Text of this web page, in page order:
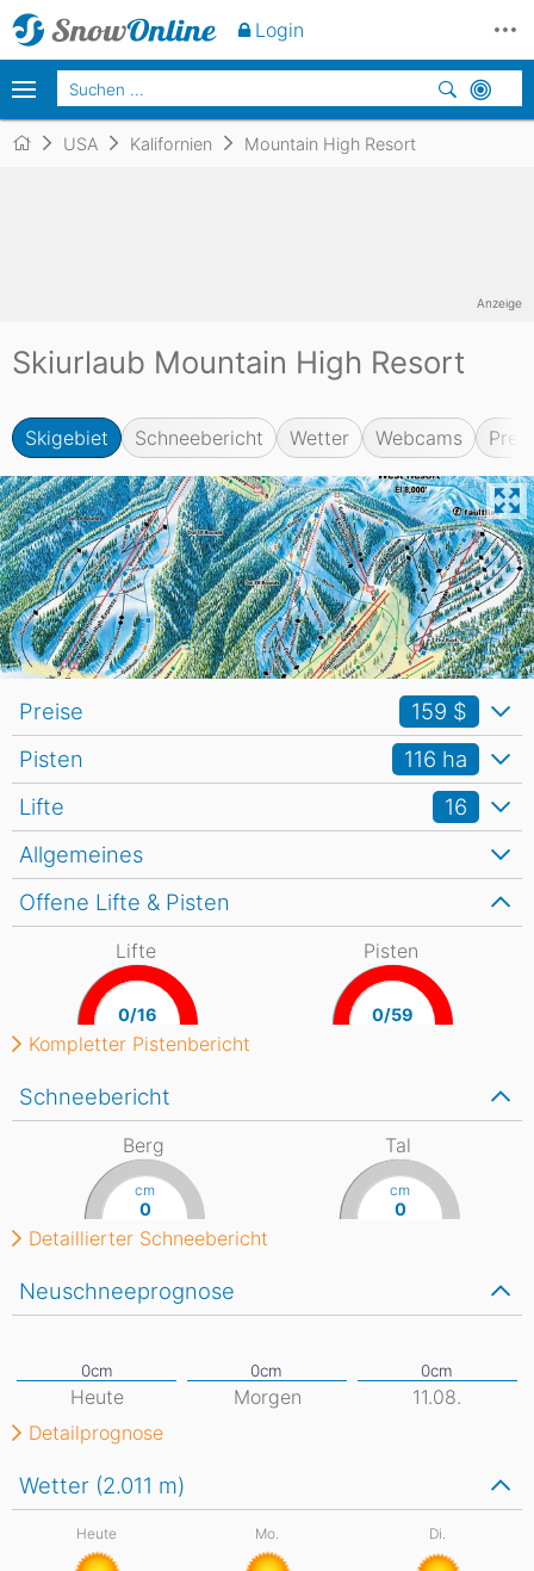
USA Kalifornien Mountain High Resort
Skiurlaub Mountain High Resort
Skigebiet Schneebericht Wetter Webcams
Anzeige
Allgemeines
Lifte 16
Pisten 116 ha
Wetter (2.011 m)
Heute Mo. Di.
Schneebericht
Berg
cm
0
Tal
cm
0
Detaillierter Schneebericht
Neuschneeprognose
Heute Morgen
11.08.
Detailprognose
Offene Lifte & Pisten
Lifte
0/16
Pisten
0/59
Kompletter Pistenbericht
Preise 159 $
Login